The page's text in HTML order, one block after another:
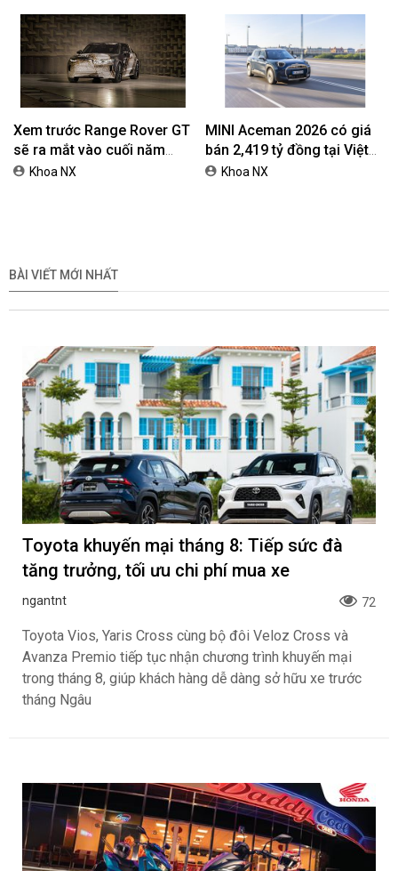
tối ưu chi phí mua xe
ngantnt
Phiên Bản Street, Giá Từ
42,69 Triệu Đồng
ngantnt
Volkswagen Việt Nam nhận
Honda Việt Nam giới thiệu
Xem trước Range Rover GT
sẽ ra mắt vào cuối năm
2026Khoa NX
MINI Aceman 2026 có giá
bán 2,419 tỷ đồng tại Việt
NamKhoa NX
BÀI VIẾT MỚI NHẤT
Toyota khuyến mại tháng 8: Tiếp sức đà
tăng trưởng, tối ưu chi phí mua xe
ngantnt 72